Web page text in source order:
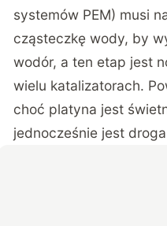
systemów PEM) musi
cząsteczkę wody, by
wodór, a ten etap jest
wielu katalizatorach.
choć platyna jest
jednocześnie jest